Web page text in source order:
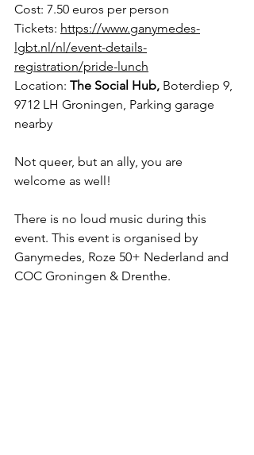
Cost: 7.50 euros per person
Tickets: https://www.ganymedes-
lgbt.nl/nl/event-details-
registration/pride-lunch
Location: The Social Hub, Boterdiep 9,
9712 LH Groningen, Parking garage
nearby
Not queer, but an ally, you are
welcome as well!
There is no loud music during this
event. This event is organised by
Ganymedes, Roze 50+ Nederland and
COC Groningen & Drenthe.